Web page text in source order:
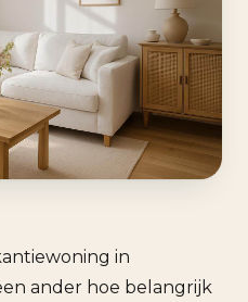
in
ander hoe belangrijk